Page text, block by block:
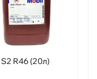
R46 (20л)
07.08 (при заказе от